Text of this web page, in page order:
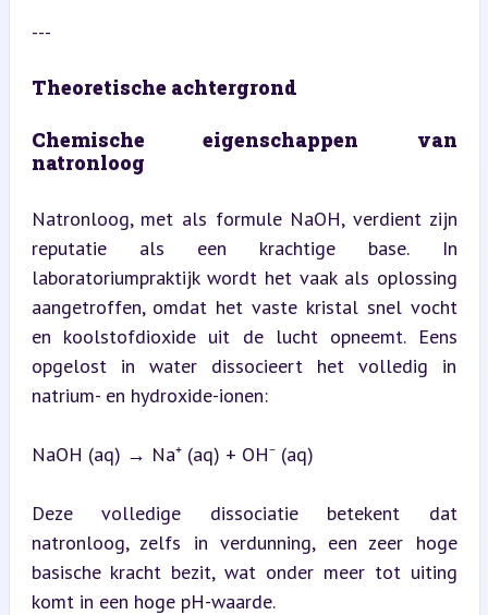
---
Theoretische achtergrond
Chemische eigenschappen van
natronloog
Natronloog, met als formule NaOH, verdient zijn
reputatie als een krachtige base. In
laboratoriumpraktijk wordt het vaak als oplossing
aangetroffen, omdat het vaste kristal snel vocht
en koolstofdioxide uit de lucht opneemt. Eens
opgelost in water dissocieert het volledig in
natrium- en hydroxide-ionen:
NaOH (aq) → Na⁺ (aq) + OH⁻ (aq)
Deze volledige dissociatie betekent dat
natronloog, zelfs in verdunning, een zeer hoge
basische kracht bezit, wat onder meer tot uiting
komt in een hoge pH-waarde.